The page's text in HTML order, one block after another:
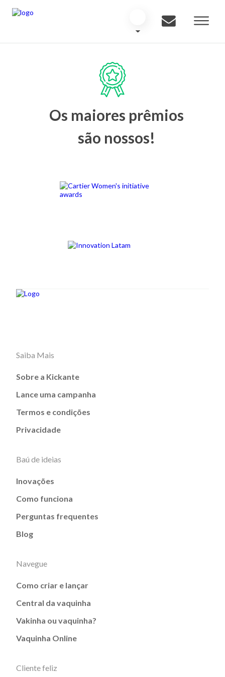
Os maiores prêmios
são nossos!
Saiba Mais
Sobre a Kickante
Lance uma campanha
Termos e condições
Privacidade
Baú de ideias
Inovações
Como funciona
Perguntas frequentes
Blog
Navegue
Como criar e lançar
Central da vaquinha
Vakinha ou vaquinha?
Vaquinha Online
Cliente feliz